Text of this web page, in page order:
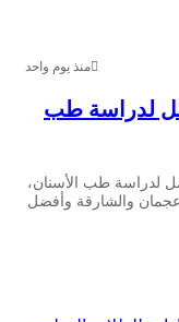
منذ يوم واحد
طب
طب الأسنان،
وأفضل